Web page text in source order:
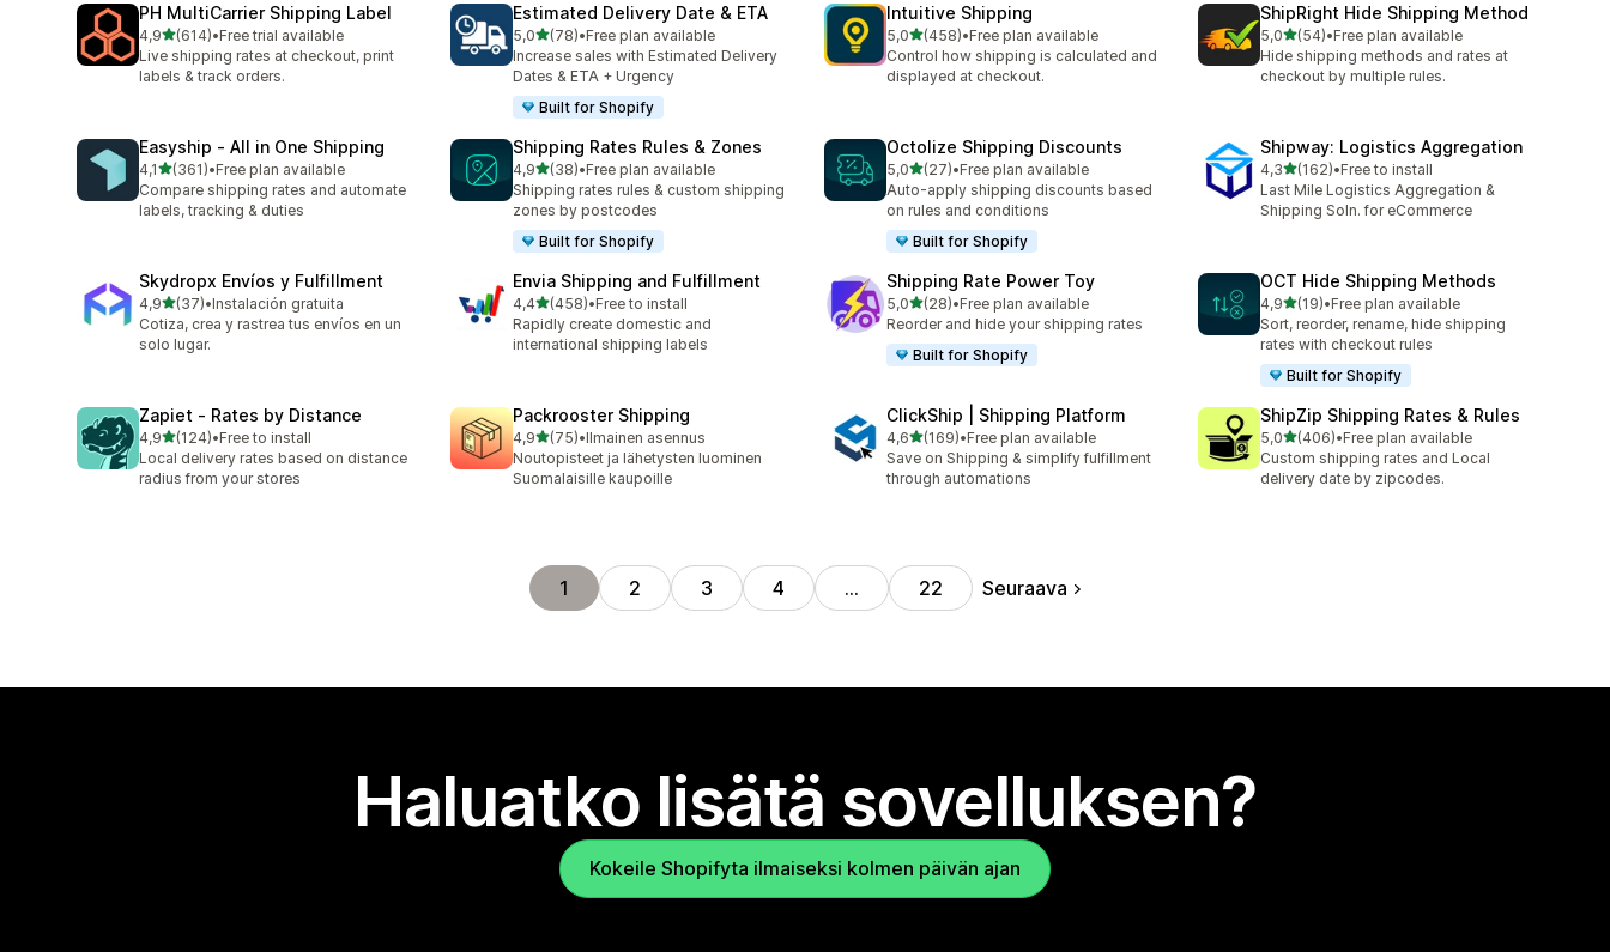
PH MultiCarrier Shipping Label
4,9/ 5 tähteä
(614)
614 arvostelua yhteensä
•Free trial available
Live shipping rates at checkout, print
labels & track orders.
Estimated Delivery Date & ETA
5,0/ 5 tähteä
(78)
78 arvostelua yhteensä
•Free plan available
Increase sales with Estimated Delivery
Dates & ETA + Urgency
Built for Shopify
Intuitive Shipping
5,0/ 5 tähteä
(458)
458 arvostelua yhteensä
•Free plan available
Control how shipping is calculated and
displayed at checkout.
ShipRight Hide Shipping Method
5,0/ 5 tähteä
(54)
54 arvostelua yhteensä
•Free plan available
Hide shipping methods and rates at
checkout by multiple rules.
Easyship ‑ All in One Shipping
4,1/ 5 tähteä
(361)
361 arvostelua yhteensä
•Free plan available
Compare shipping rates and automate
labels, tracking & duties
Shipping Rates Rules & Zones
4,9/ 5 tähteä
(38)
38 arvostelua yhteensä
•Free plan available
Shipping rates rules & custom shipping
zones by postcodes
Built for Shopify
Octolize Shipping Discounts
5,0/ 5 tähteä
(27)
27 arvostelua yhteensä
•Free plan available
Auto-apply shipping discounts based
on rules and conditions
Built for Shopify
Shipway: Logistics Aggregation
4,3/ 5 tähteä
(162)
162 arvostelua yhteensä
•Free to install
Last Mile Logistics Aggregation &
Shipping Soln. for eCommerce
Skydropx Envíos y Fulfillment
4,9/ 5 tähteä
(37)
37 arvostelua yhteensä
•Instalación gratuita
Cotiza, crea y rastrea tus envíos en un
solo lugar.
Envia Shipping and Fulfillment
4,4/ 5 tähteä
(458)
458 arvostelua yhteensä
•Free to install
Rapidly create domestic and
international shipping labels
Shipping Rate Power Toy
5,0/ 5 tähteä
(28)
28 arvostelua yhteensä
•Free plan available
Reorder and hide your shipping rates
Built for Shopify
OCT Hide Shipping Methods
4,9/ 5 tähteä
(19)
19 arvostelua yhteensä
•Free plan available
Sort, reorder, rename, hide shipping
rates with checkout rules
Built for Shopify
Zapiet ‑ Rates by Distance
4,9/ 5 tähteä
(124)
124 arvostelua yhteensä
•Free to install
Local delivery rates based on distance
radius from your stores
Packrooster Shipping
4,9/ 5 tähteä
(75)
75 arvostelua yhteensä
•Ilmainen asennus
Noutopisteet ja lähetysten luominen
Suomalaisille kaupoille
ClickShip | Shipping Platform
4,6/ 5 tähteä
(169)
169 arvostelua yhteensä
•Free plan available
Save on Shipping & simplify fulfillment
through automations
ShipZip Shipping Rates & Rules
5,0/ 5 tähteä
(406)
406 arvostelua yhteensä
•Free plan available
Custom shipping rates and Local
delivery date by zipcodes.
1 2 3 4 … 22 Seuraava
Haluatko lisätä sovelluksen?
Kokeile Shopifyta ilmaiseksi kolmen päivän ajan